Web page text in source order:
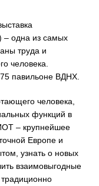
– одна из самых
труда и
человека.
павильоне ВДНХ.
человека,
функций в
– крупнейшее
Европе и
узнать о новых
взаимовыгодные